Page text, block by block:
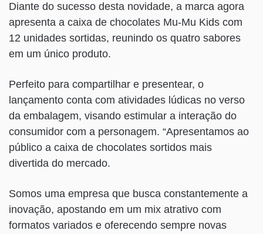
Diante do sucesso desta novidade, a marca agora
apresenta a caixa de chocolates Mu-Mu Kids com
12 unidades sortidas, reunindo os quatro sabores
em um único produto.
Perfeito para compartilhar e presentear, o
lançamento conta com atividades lúdicas no verso
da embalagem, visando estimular a interação do
consumidor com a personagem. “Apresentamos ao
público a caixa de chocolates sortidos mais
divertida do mercado.
Somos uma empresa que busca constantemente a
inovação, apostando em um mix atrativo com
formatos variados e oferecendo sempre novas